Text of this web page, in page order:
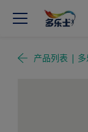
产品列表 | 多